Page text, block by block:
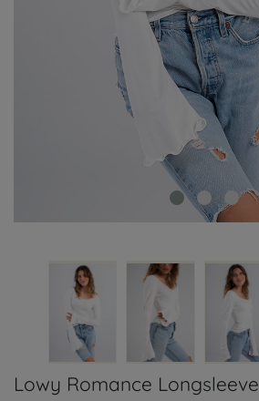
Lowy Romance Longsleeve